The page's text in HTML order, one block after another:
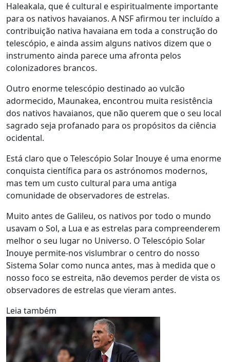
Haleakala, que é cultural e espiritualmente importante
para os nativos havaianos. A NSF afirmou ter incluído a
contribuição nativa havaiana em toda a construção do
telescópio, e ainda assim alguns nativos dizem que o
instrumento ainda parece uma afronta pelos
colonizadores brancos.
Outro enorme telescópio destinado ao vulcão
adormecido, Maunakea, encontrou muita resistência
dos nativos havaianos, que não querem que o seu local
sagrado seja profanado para os propósitos da ciência
ocidental.
Está claro que o Telescópio Solar Inouye é uma enorme
conquista científica para os astrónomos modernos,
mas tem um custo cultural para uma antiga
comunidade de observadores de estrelas.
Muito antes de Galileu, os nativos por todo o mundo
usavam o Sol, a Lua e as estrelas para compreenderem
melhor o seu lugar no Universo. O Telescópio Solar
Inouye permite-nos vislumbrar o centro do nosso
Sistema Solar como nunca antes, mas à medida que o
nosso foco se estreita, não devemos perder de vista os
observadores de estrelas que vieram antes.
Leia também